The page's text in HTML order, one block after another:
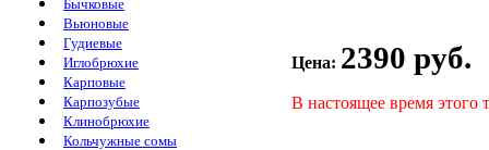
Бычковые
Вьюновые
Гудиевые
Иглобрюхие
Карповые
Карпозубые
Клинобрюхие
Кольчужные сомы
Цена: 2390 руб.
В настоящее время этого